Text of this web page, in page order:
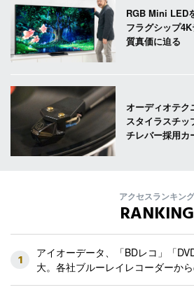
RGB Mini LED
フラグシップ
質真価に迫る
オーディオテク
スタイラスチッ
チレバー採用カ
アクセスランキング
RANKING
1
アイオーデータ、「BDレコ」「
大。各社ブルーレイレコーダーか